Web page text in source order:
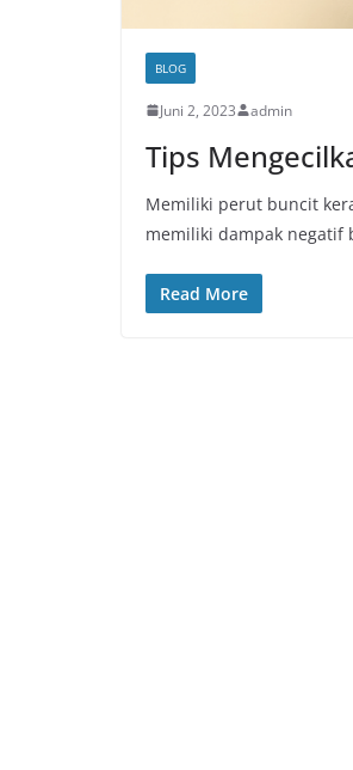
BLOG
Juni 2, 2023 admin
Tips
Memiliki perut buncit
memiliki dampak negatif
Read More